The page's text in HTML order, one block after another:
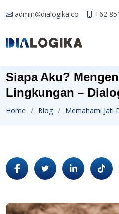
admin@dialogika.co +62
Siapa Aku?
Lingkungan –
Home Blog Memahami Jati